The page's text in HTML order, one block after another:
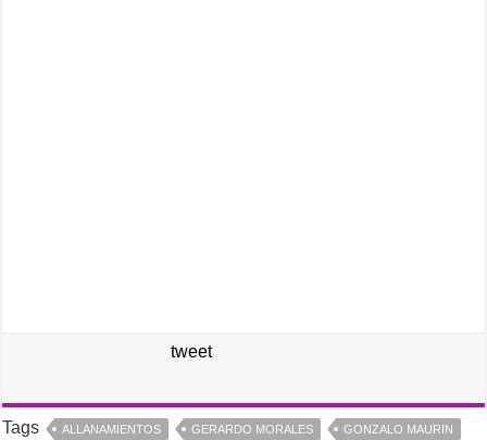
tweet
Tags ALLANAMIENTOS GERARDO MORALES
GONZALO MAURIN